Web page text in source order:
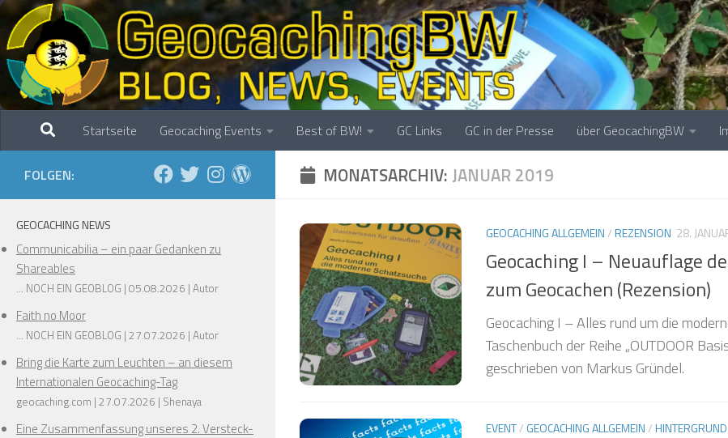
❅
❅
❅
❅
❅
❅
❅ ❅ ❅
❅
❅
Zum Inhalt springen
Startseite Geocaching Events Best of BW! GC Links GC in der Presse über GeocachingBW
MONATSARCHIV: JANUAR 2019
GEOCACHING ALLGEMEIN/REZENSION 28.
Geocaching I – Neuauflage
zum Geocachen (Rezension)
Geocaching I – Alles rund um die
Taschenbuch der Reihe „OUTDOOR
geschrieben von Markus Gründel.
EVENT/ GEOCACHING ALLGEMEIN/HINTERGRUND
FOLGEN:
GEOCACHING NEWS
Communicabilia – ein paar Gedanken zu
Shareables
... NOCH EIN GEOBLOG 05.08.2026 Autor
Faith no Moor
... NOCH EIN GEOBLOG 27.07.2026 Autor
Bring die Karte zum Leuchten – an diesem
Internationalen Geocaching-Tag
geocaching.com 27.07.2026 Shenaya
Eine Zusammenfassung unseres 2. Versteck-